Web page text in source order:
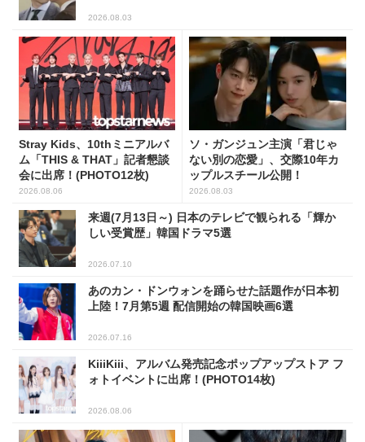
2026.08.03
Stray Kids、10thミニアルバ
ム「THIS & THAT」記者懇談
会に出席！(PHOTO12枚)
2026.08.06
ソ・ガンジュン主演「君じゃ
ない別の恋愛」、交際10年カ
ップルスチール公開！
2026.08.03
来週(7月13日～) 日本のテレビで観られる「輝か
しい受賞歴」韓国ドラマ5選
2026.07.10
あのカン・ドンウォンを踊らせた話題作が日本初
上陸！7月第5週 配信開始の韓国映画6選
2026.07.16
KiiiKiii、アルバム発売記念ポップアップストア フ
ォトイベントに出席！(PHOTO14枚)
2026.08.06